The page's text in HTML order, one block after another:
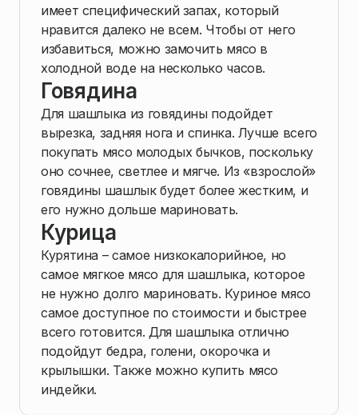
имеет специфический запах, который
нравится далеко не всем. Чтобы от него
избавиться, можно замочить мясо в
холодной воде на несколько часов.
Говядина
Для шашлыка из говядины подойдет
вырезка, задняя нога и спинка. Лучше всего
покупать мясо молодых бычков, поскольку
оно сочнее, светлее и мягче. Из «взрослой»
говядины шашлык будет более жестким, и
его нужно дольше мариновать.
Курица
Курятина – самое низкокалорийное, но
самое мягкое мясо для шашлыка, которое
не нужно долго мариновать. Куриное мясо
самое доступное по стоимости и быстрее
всего готовится. Для шашлыка отлично
подойдут бедра, голени, окорочка и
крылышки. Также можно купить мясо
индейки.